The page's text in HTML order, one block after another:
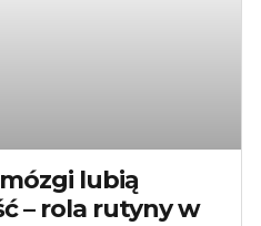
lubią
– rola rutyny w